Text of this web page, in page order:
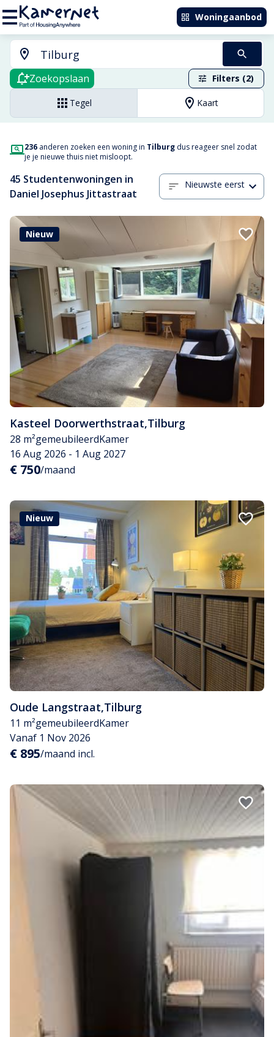
Woningaanbod
Zoekopslaan Filters (2)
Tegel Kaart
236 anderen zoeken een woning in Tilburg dus reageer snel zodat
je je nieuwe thuis niet misloopt.
45 Studentenwoningen in
Daniel Josephus Jittastraat
Nieuwste eerst
Nieuw
Kasteel Doorwerthstraat,Tilburg
28 m²gemeubileerdKamer
16 Aug 2026 - 1 Aug 2027
€ 750/maand
Nieuw
Oude Langstraat,Tilburg
11 m²gemeubileerdKamer
Vanaf 1 Nov 2026
€ 895/maand incl.